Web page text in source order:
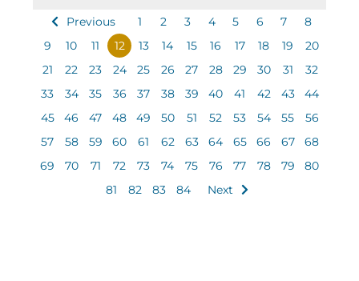
Previous 1 2 3 4 5 6 7
8
9
10 11 12 13 14 15 16 17 18 19
20
21
22 23 24 25 26 27 28 29 30 31
32
33
34 35 36 37 38 39 40 41 42 43
44
45
46 47 48 49 50 51 52 53 54 55
56
57
58 59 60 61 62 63 64 65 66 67
68
69
70 71 72 73 74 75 76 77 78 79
80
81
82 83 84 Next